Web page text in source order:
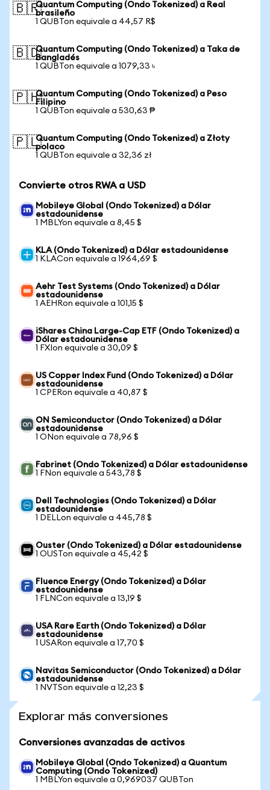
🇧🇷Quantum Computing (Ondo Tokenized) a Real
brasileño
1 QUBTon equivale a 44,57 R$
🇧🇩Quantum Computing (Ondo Tokenized) a Taka de
Bangladés
1 QUBTon equivale a 1079,33 ৳
🇵🇭Quantum Computing (Ondo Tokenized) a Peso
Filipino
1 QUBTon equivale a 530,63 ₱
🇵🇱Quantum Computing (Ondo Tokenized) a Złoty
polaco
1 QUBTon equivale a 32,36 zł
Convierte otros RWA a USD
Mobileye Global (Ondo Tokenized) a Dólar
estadounidense
1 MBLYon equivale a 8,45 $
KLA (Ondo Tokenized) a Dólar estadounidense
1 KLACon equivale a 1964,69 $
Aehr Test Systems (Ondo Tokenized) a Dólar
estadounidense
1 AEHRon equivale a 101,15 $
iShares China Large-Cap ETF (Ondo Tokenized) a
Dólar estadounidense
1 FXIon equivale a 30,09 $
US Copper Index Fund (Ondo Tokenized) a Dólar
estadounidense
1 CPERon equivale a 40,87 $
ON Semiconductor (Ondo Tokenized) a Dólar
estadounidense
1 ONon equivale a 78,96 $
Fabrinet (Ondo Tokenized) a Dólar estadounidense
1 FNon equivale a 543,78 $
Dell Technologies (Ondo Tokenized) a Dólar
estadounidense
1 DELLon equivale a 445,78 $
Ouster (Ondo Tokenized) a Dólar estadounidense
1 OUSTon equivale a 45,42 $
Fluence Energy (Ondo Tokenized) a Dólar
estadounidense
1 FLNCon equivale a 13,19 $
USA Rare Earth (Ondo Tokenized) a Dólar
estadounidense
1 USARon equivale a 17,70 $
Navitas Semiconductor (Ondo Tokenized) a Dólar
estadounidense
1 NVTSon equivale a 12,23 $
Explorar más conversiones
Conversiones avanzadas de activos
Mobileye Global (Ondo Tokenized) a Quantum
Computing (Ondo Tokenized)
1 MBLYon equivale a 0,969037 QUBTon